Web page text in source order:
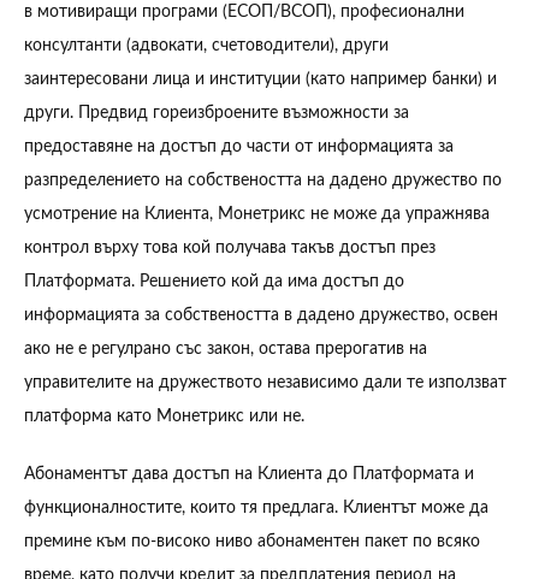
в мотивиращи програми (ЕСОП/ВСОП), професионални
консултанти (адвокати, счетоводители), други
заинтересовани лица и институции (като например банки) и
други. Предвид гореизброените възможности за
предоставяне на достъп до части от информацията за
разпределението на собствеността на дадено дружество по
усмотрение на Клиента, Монетрикс не може да упражнява
контрол върху това кой получава такъв достъп през
Платформата. Решението кой да има достъп до
информацията за собствеността в дадено дружество, освен
ако не е регулрано със закон, остава прерогатив на
управителите на дружеството независимо дали те използват
платформа като Монетрикс или не.
Абонаментът дава достъп на Клиента до Платформата и
функционалностите, които тя предлага. Клиентът може да
премине към по-високо ниво абонаментен пакет по всяко
време, като получи кредит за предплатения период на